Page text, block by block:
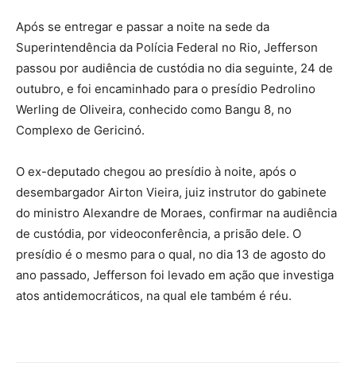
Após se entregar e passar a noite na sede da
Superintendência da Polícia Federal no Rio, Jefferson
passou por audiência de custódia no dia seguinte, 24 de
outubro, e foi encaminhado para o presídio Pedrolino
Werling de Oliveira, conhecido como Bangu 8, no
Complexo de Gericinó.
O ex-deputado chegou ao presídio à noite, após o
desembargador Airton Vieira, juiz instrutor do gabinete
do ministro Alexandre de Moraes, confirmar na audiência
de custódia, por videoconferência, a prisão dele. O
presídio é o mesmo para o qual, no dia 13 de agosto do
ano passado, Jefferson foi levado em ação que investiga
atos antidemocráticos, na qual ele também é réu.